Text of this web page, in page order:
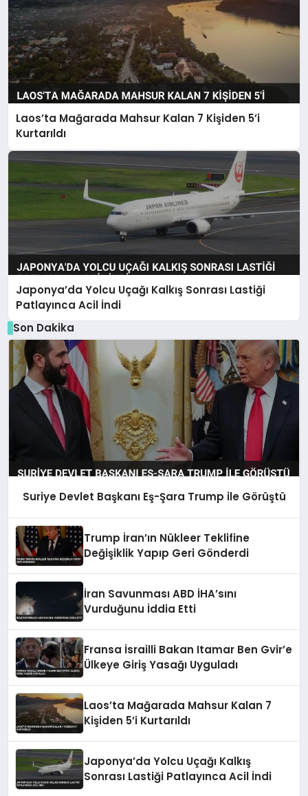
Laos’ta Mağarada Mahsur Kalan 7 Kişiden 5’i
Kurtarıldı
Japonya’da Yolcu Uçağı Kalkış Sonrası Lastiği
Patlayınca Acil İndi
Son Dakika
Suriye Devlet Başkanı Eş-Şara Trump ile Görüştü
Trump İran’ın Nükleer Teklifine
Değişiklik Yapıp Geri Gönderdi
İran Savunması ABD İHA’sını
Vurduğunu İddia Etti
Fransa İsrailli Bakan Itamar Ben Gvir’e
Ülkeye Giriş Yasağı Uyguladı
Laos’ta Mağarada Mahsur Kalan 7
Kişiden 5’i Kurtarıldı
Japonya’da Yolcu Uçağı Kalkış
Sonrası Lastiği Patlayınca Acil İndi